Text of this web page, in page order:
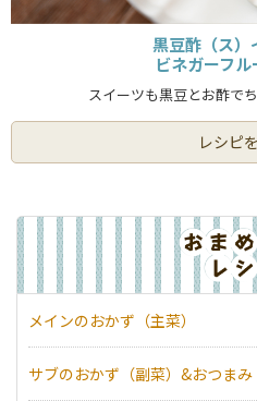
黒豆酢（ス）
ビネガーフ
スイーツも黒豆とお酢で
レシピ
メインのおかず（主菜）
サブのおかず（副菜）&おつまみ